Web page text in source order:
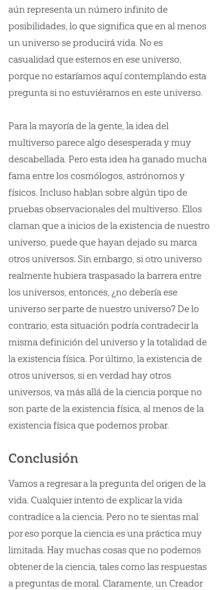
aún representa un número infinito de
posibilidades, lo que significa que en al menos
un universo se producirá vida. No es
casualidad que estemos en ese universo,
porque no estaríamos aquí contemplando esta
pregunta si no estuviéramos en este universo.
Para la mayoría de la gente, la idea del
multiverso parece algo desesperada y muy
descabellada. Pero esta idea ha ganado mucha
fama entre los cosmólogos, astrónomos y
físicos. Incluso hablan sobre algún tipo de
pruebas observacionales del multiverso. Ellos
claman que a inicios de la existencia de nuestro
universo, puede que hayan dejado su marca
otros universos. Sin embargo, si otro universo
realmente hubiera traspasado la barrera entre
los universos, entonces, ¿no debería ese
universo ser parte de nuestro universo? De lo
contrario, esta situación podría contradecir la
misma definición del universo y la totalidad de
la existencia física. Por último, la existencia de
otros universos, si en verdad hay otros
universos, va más allá de la ciencia porque no
son parte de la existencia física, al menos de la
existencia física que podemos probar.
Conclusión
Vamos a regresar a la pregunta del origen de la
vida. Cualquier intento de explicar la vida
contradice a la ciencia. Pero no te sientas mal
por eso porque la ciencia es una práctica muy
limitada. Hay muchas cosas que no podemos
obtener de la ciencia, tales como las respuestas
a preguntas de moral. Claramente, un Creador